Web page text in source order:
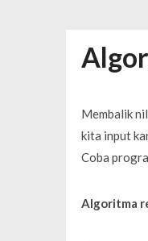
Membalik
kita input
Coba
Algoritma